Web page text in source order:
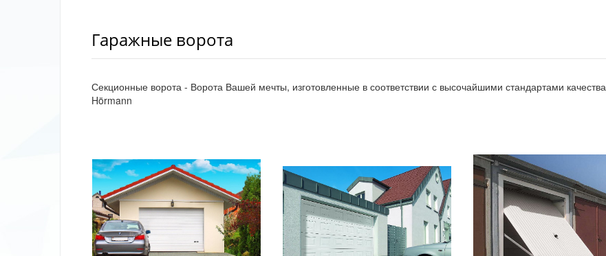
Гаражные ворота
Секционные ворота - Ворота Вашей мечты, изготовленные в соответствии с высочайшими стандартами качества
Hörmann